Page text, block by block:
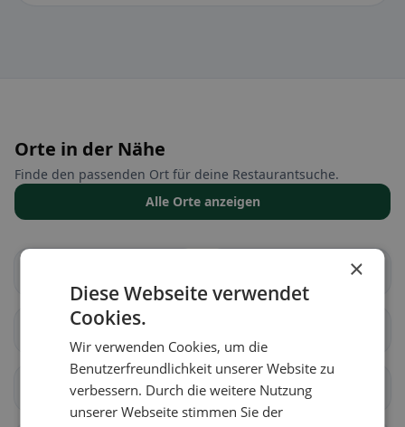
Orte in der Nähe
Finde den passenden Ort für deine Restaurantsuche.
Alle Orte anzeigen
Grossaffoltern
Kappelen Lyss
×
Diese Webseite verwendet
Cookies.
Wir verwenden Cookies, um die
Benutzerfreundlichkeit unserer Website zu
verbessern. Durch die weitere Nutzung
unserer Webseite stimmen Sie der